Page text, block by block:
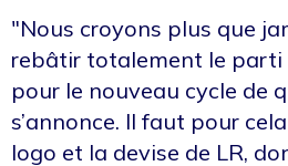
"Nous croyons plus que
rebâtir totalement le parti
pour le nouveau cycle de
s’annonce. Il faut pour
logo et la devise de LR,